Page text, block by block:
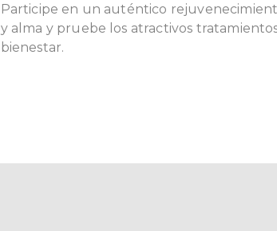
Participe en un auténtico
y alma y pruebe los atractivos
bienestar.